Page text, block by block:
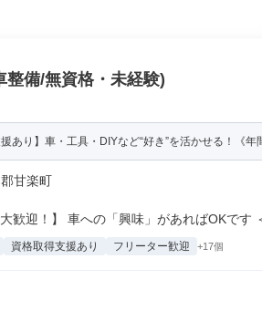
整備/無資格・未経験)
援あり】車・工具・DIYなど“好き”を活かせる！《
甘楽町
歓迎！】 車への「興味」があればOKです
資格取得支援あり フリーター歓迎 +17個